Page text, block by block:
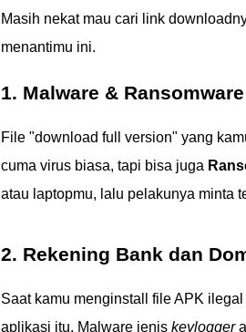
Masih nekat mau cari link
menantimu ini.
1. Malware &
File "download full version" yang
cuma virus biasa, tapi bisa juga
atau laptopmu, lalu pelakunya minta
2. Rekening Bank dan
Saat kamu menginstall file APK
aplikasi itu. Malware jenis keylogger